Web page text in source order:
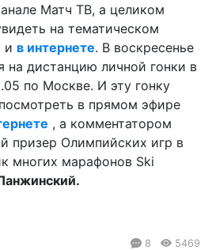
Матч ТВ, а целиком
на тематическом
и в интернете. В воскресенье
на дистанцию личной гонки в
по Москве. И эту гонку
в прямом эфире
, а комментатором
призер Олимпийских игр в
многих марафонов Ski
8 5469